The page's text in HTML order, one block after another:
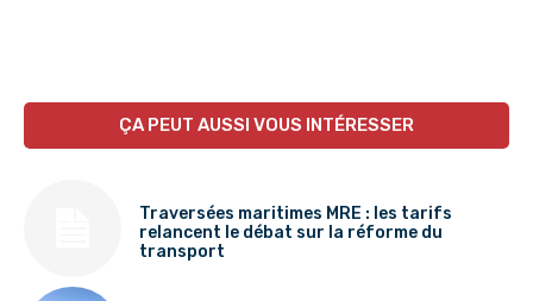
ÇA PEUT AUSSI VOUS INTÉRESSER
Traversées maritimes MRE : les tarifs
relancent le débat sur la réforme du
transport